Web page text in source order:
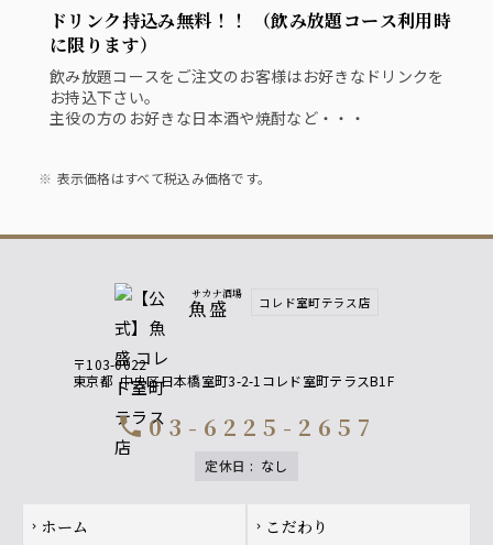
ドリンク持込み無料！！ （飲み放題コース利用時
に限ります）
飲み放題コースをご注文のお客様はお好きなドリンクを
お持込下さい。
主役の方のお好きな日本酒や焼酎など・・・
表示価格はすべて税込み価格です。
サカナ酒場
魚盛 コレド室町テラス店
〒103-0022
東京都 中央区日本橋室町3-2-1コレド室町テラスB1F
call 03-6225-2657
定休日 : なし
Footer navigation
chevron_right ホーム chevron_right こだわり